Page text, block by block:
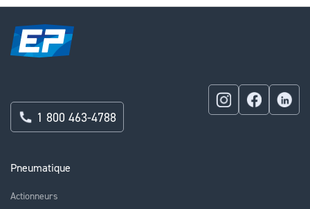
Pneumatique
Actionneurs
1 800 463-4788